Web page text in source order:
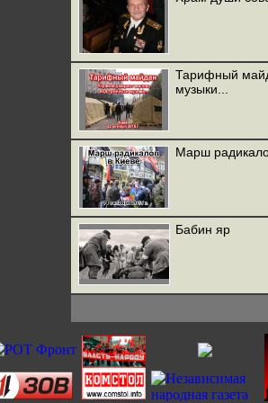
Тарифный
музыки...
Марш
Бабин яр